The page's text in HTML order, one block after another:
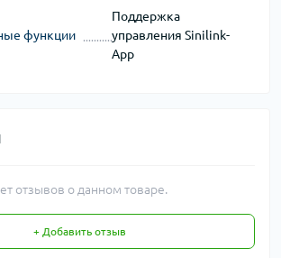
функции
Поддержка
управления Sinilink-
App
отзывов о данном товаре.
+ Добавить отзыв